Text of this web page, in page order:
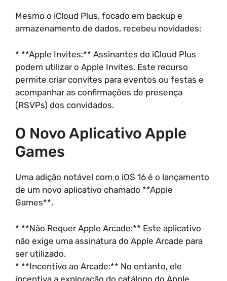
Mesmo o iCloud Plus, focado em backup e
armazenamento de dados, recebeu novidades:
* **Apple Invites:** Assinantes do iCloud Plus
podem utilizar o Apple Invites. Este recurso
permite criar convites para eventos ou festas e
acompanhar as confirmações de presença
(RSVPs) dos convidados.
O Novo Aplicativo Apple
Games
Uma adição notável com o iOS 16 é o lançamento
de um novo aplicativo chamado **Apple
Games**.
* **Não Requer Apple Arcade:** Este aplicativo
não exige uma assinatura do Apple Arcade para
ser utilizado.
* **Incentivo ao Arcade:** No entanto, ele
incentiva a exploração do catálogo do Apple